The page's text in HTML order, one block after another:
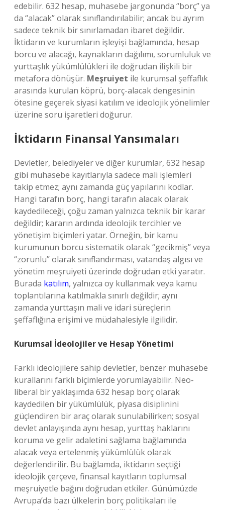
edebilir. 632 hesap, muhasebe jargonunda “borç” ya
da “alacak” olarak sınıflandırılabilir; ancak bu ayrım
sadece teknik bir sınırlamadan ibaret değildir.
İktidarın ve kurumların işleyişi bağlamında, hesap
borcu ve alacağı, kaynakların dağılımı, sorumluluk ve
yurttaşlık yükümlülükleri ile doğrudan ilişkili bir
metafora dönüşür. Meşruiyet ile kurumsal şeffaflık
arasında kurulan köprü, borç-alacak dengesinin
ötesine geçerek siyasi katılım ve ideolojik yönelimler
üzerine soru işaretleri doğurur.
İktidarın Finansal Yansımaları
Devletler, belediyeler ve diğer kurumlar, 632 hesap
gibi muhasebe kayıtlarıyla sadece mali işlemleri
takip etmez; aynı zamanda güç yapılarını kodlar.
Hangi tarafın borç, hangi tarafın alacak olarak
kaydedileceği, çoğu zaman yalnızca teknik bir karar
değildir; kararın ardında ideolojik tercihler ve
yönetişim biçimleri yatar. Örneğin, bir kamu
kurumunun borcu sistematik olarak “gecikmiş” veya
“zorunlu” olarak sınıflandırması, vatandaş algısı ve
yönetim meşruiyeti üzerinde doğrudan etki yaratır.
Burada katılım, yalnızca oy kullanmak veya kamu
toplantılarına katılmakla sınırlı değildir; aynı
zamanda yurttaşın mali ve idari süreçlerin
şeffaflığına erişimi ve müdahalesiyle ilgilidir.
Kurumsal İdeolojiler ve Hesap Yönetimi
Farklı ideolojilere sahip devletler, benzer muhasebe
kurallarını farklı biçimlerde yorumlayabilir. Neo-
liberal bir yaklaşımda 632 hesap borç olarak
kaydedilen bir yükümlülük, piyasa disiplinini
güçlendiren bir araç olarak sunulabilirken; sosyal
devlet anlayışında aynı hesap, yurttaş haklarını
koruma ve gelir adaletini sağlama bağlamında
alacak veya ertelenmiş yükümlülük olarak
değerlendirilir. Bu bağlamda, iktidarın seçtiği
ideolojik çerçeve, finansal kayıtların toplumsal
meşruiyetle bağını doğrudan etkiler. Günümüzde
Avrupa’da bazı ülkelerin borç politikaları ile